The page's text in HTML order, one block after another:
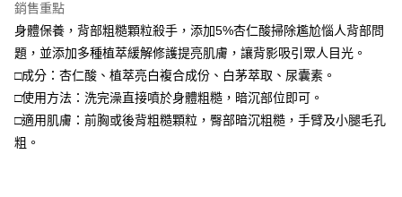
銷售重點
身體保養，背部粗糙顆粒殺手，添加5%杏仁酸掃除尷尬惱人背部問
題，並添加多種植萃緩解修護提亮肌膚，讓背影吸引眾人目光。
□成分：杏仁酸、植萃亮白複合成份、白茅萃取、尿囊素。
□使用方法：洗完澡直接噴於身體粗糙，暗沉部位即可。
□適用肌膚：前胸或後背粗糙顆粒，臀部暗沉粗糙，手臂及小腿毛孔
粗。